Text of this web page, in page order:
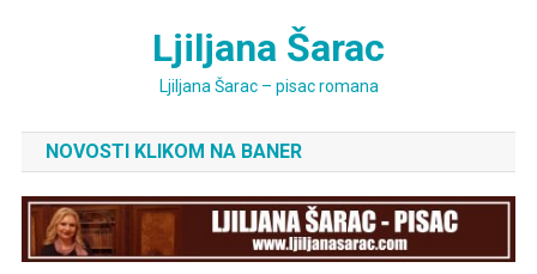
Ljiljana Šarac
Ljiljana Šarac – pisac romana
NOVOSTI KLIKOM NA BANER